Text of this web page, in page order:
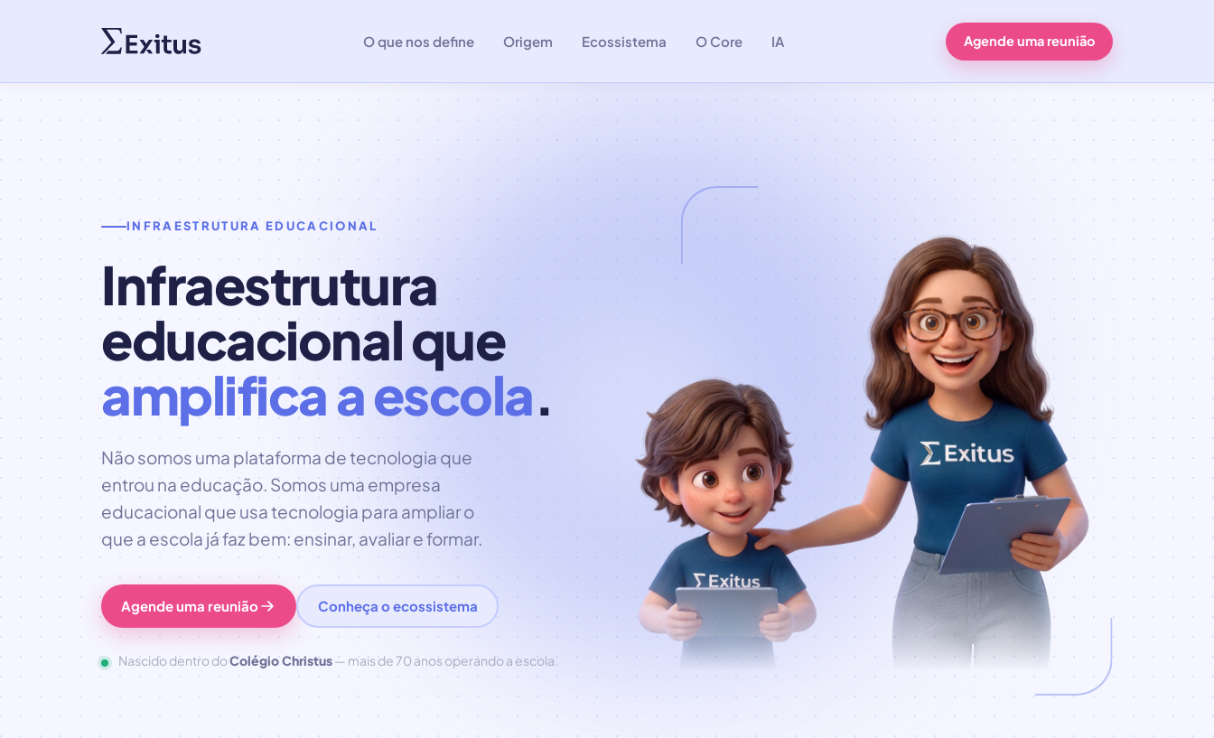
O que nos define Origem Ecossistema O Core IA Agende uma reunião
INFRAESTRUTURA EDUCACIONAL
Infraestrutura
educacional que
amplifica a escola.
Não somos uma plataforma de tecnologia que
entrou na educação. Somos uma empresa
educacional que usa tecnologia para ampliar o
que a escola já faz bem: ensinar, avaliar e formar.
Agende uma reunião Conheça o ecossistema
Nascido dentro doColégio Christus— mais de 70 anos operando a escola.